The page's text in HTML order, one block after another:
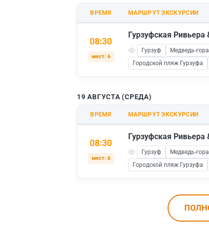
ВРЕМЯ МАРШРУТ ЭКСКУРСИИ
08:30
мест: 6
Гурзуфская
Гурзуф Медведь-
Городской пляж Гурзуфа
19 АВГУСТА (СРЕДА)
ВРЕМЯ МАРШРУТ ЭКСКУРСИИ
08:30
мест: 6
Гурзуфская
Гурзуф Медведь-
Городской пляж Гурзуфа